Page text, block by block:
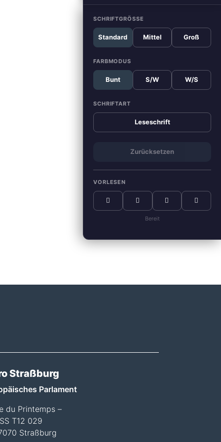
SCHRIFTGRÖSSE
Standard Mittel Groß
FARBMODUS
Bunt S/W W/S
SCHRIFTART
Leseschrift
Zurücksetzen
VORLESEN
Bereit
Straßburg
Parlament
du Printemps –
T12 029
Straßburg